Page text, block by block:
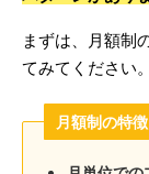
まずは、月額制
てみてください。
月額制の特徴